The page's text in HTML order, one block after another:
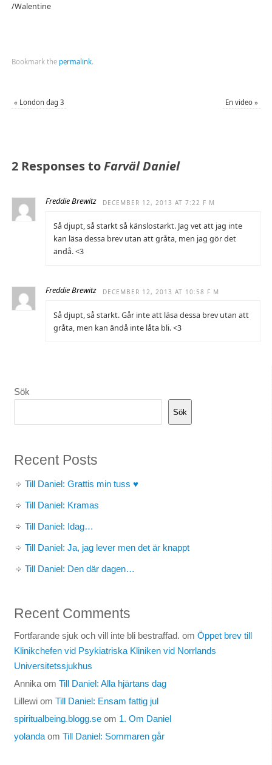
/Walentine
Bookmark the permalink.
« London dag 3 En video»
2 Responses toFarväl Daniel
Freddie Brewitz DECEMBER 12, 2013 AT 7:22 F M
Så djupt, så starkt så känslostarkt. Jag vet att jag inte
kan läsa dessa brev utan att gråta, men jag gör det
ändå. <3
Freddie Brewitz DECEMBER 12, 2013 AT 10:58 F M
Så djupt, så starkt. Går inte att läsa dessa brev utan att
gråta, men kan ändå inte låta bli. <3
Sök
Sök
Recent Posts
Till Daniel: Grattis min tuss ♥
Till Daniel: Kramas
Till Daniel: Idag…
Till Daniel: Ja, jag lever men det är knappt
Till Daniel: Den där dagen…
Recent Comments
Fortfarande sjuk och vill inte bli bestraffad. om Öppet brev till
Klinikchefen vid Psykiatriska Kliniken vid Norrlands
Universitetssjukhus
Annikaom Till Daniel: Alla hjärtans dag
Lillewiom Till Daniel: Ensam fattig jul
spiritualbeing.blogg.seom 1. Om Daniel
yolandaom Till Daniel: Sommaren går